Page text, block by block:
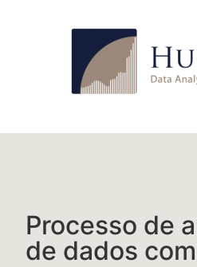
Processo de
de dados